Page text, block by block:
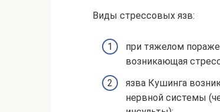
Виды стрессовых язв:
при тяжелом
возникающая
язва Кушинга
нервной системы